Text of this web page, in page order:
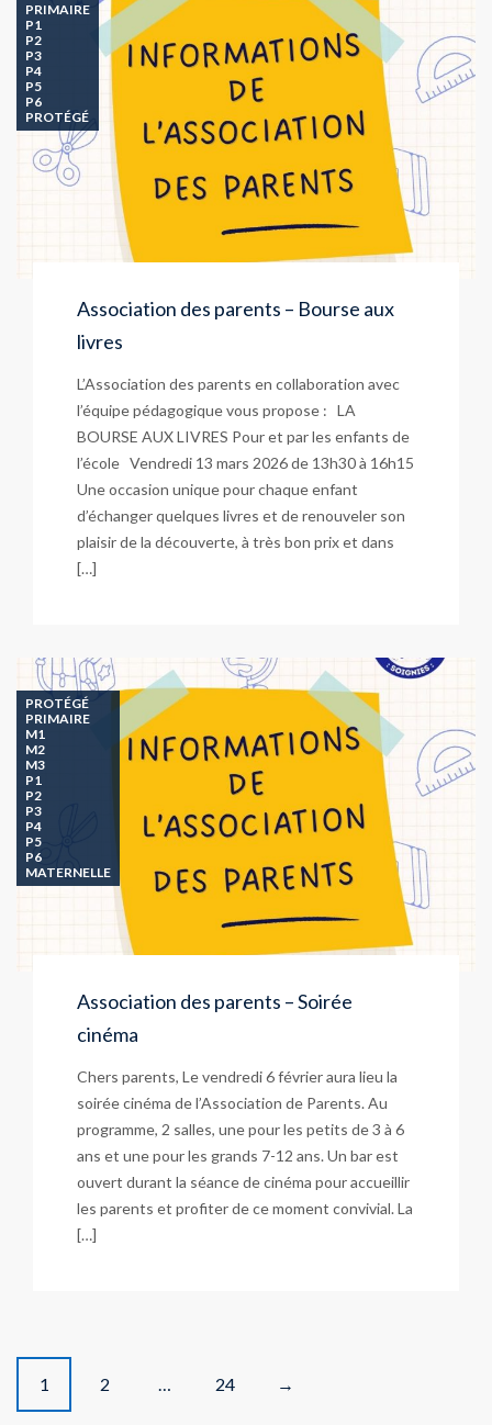
PRIMAIRE
P1
P2
P3
P4
P5
P6
PROTÉGÉ
Association des parents – Bourse aux
livres
L’Association des parents en collaboration avec
l’équipe pédagogique vous propose : LA
BOURSE AUX LIVRES Pour et par les enfants de
l’école Vendredi 13 mars 2026 de 13h30 à 16h15
Une occasion unique pour chaque enfant
d’échanger quelques livres et de renouveler son
plaisir de la découverte, à très bon prix et dans
[…]
PROTÉGÉ
PRIMAIRE
M1
M2
M3
P1
P2
P3
P4
P5
P6
MATERNELLE
Association des parents – Soirée
cinéma
Chers parents, Le vendredi 6 février aura lieu la
soirée cinéma de l’Association de Parents. Au
programme, 2 salles, une pour les petits de 3 à 6
ans et une pour les grands 7-12 ans. Un bar est
ouvert durant la séance de cinéma pour accueillir
les parents et profiter de ce moment convivial. La
[…]
P1 2 … 24 →